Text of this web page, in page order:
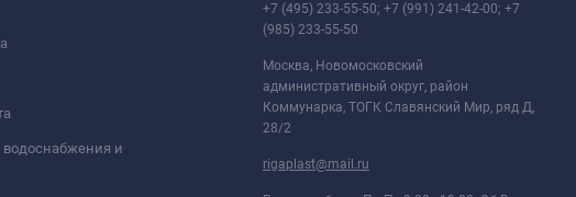
водоснабжения и
+7 (495) 233-55-50; +7 (991) 241-42-00; +7
(985) 233-55-50
Москва, Новомосковский
административный округ, район
Коммунарка, ТОГК Славянский Мир, ряд Д,
28/2
rigaplast@mail.ru